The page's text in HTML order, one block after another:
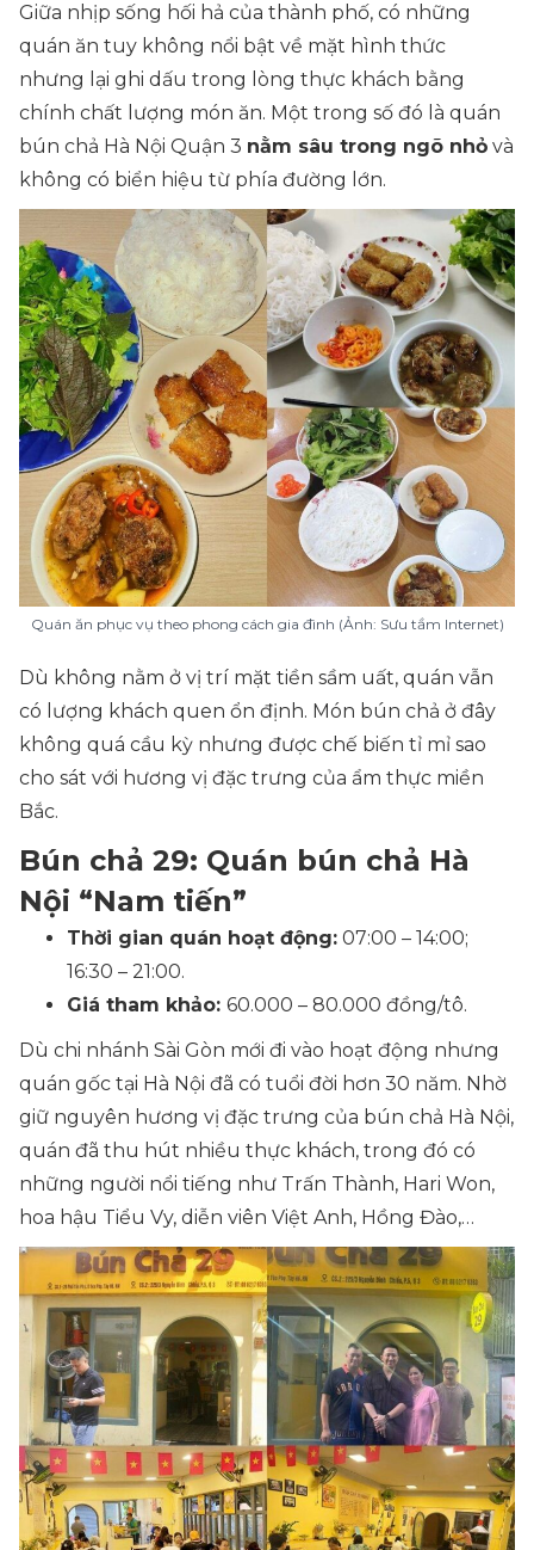
Giữa nhịp sống hối hả của thành phố, có những
quán ăn tuy không nổi bật về mặt hình thức
nhưng lại ghi dấu trong lòng thực khách bằng
chính chất lượng món ăn. Một trong số đó là quán
bún chả Hà Nội Quận 3 nằm sâu trong ngõ nhỏ và
không có biển hiệu từ phía đường lớn.
Quán ăn phục vụ theo phong cách gia đình (Ảnh: Sưu tầm Internet)
Dù không nằm ở vị trí mặt tiền sầm uất, quán vẫn
có lượng khách quen ổn định. Món bún chả ở đây
không quá cầu kỳ nhưng được chế biến tỉ mỉ sao
cho sát với hương vị đặc trưng của ẩm thực miền
Bắc.
Bún chả 29: Quán bún chả Hà
Nội “Nam tiến”
Thời gian quán hoạt động: 07:00 – 14:00;
16:30 – 21:00.
Giá tham khảo: 60.000 – 80.000 đồng/tô.
Dù chi nhánh Sài Gòn mới đi vào hoạt động nhưng
quán gốc tại Hà Nội đã có tuổi đời hơn 30 năm. Nhờ
giữ nguyên hương vị đặc trưng của bún chả Hà Nội,
quán đã thu hút nhiều thực khách, trong đó có
những người nổi tiếng như Trấn Thành, Hari Won,
hoa hậu Tiểu Vy, diễn viên Việt Anh, Hồng Đào,…